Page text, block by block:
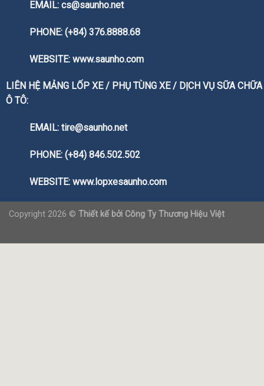
EMAIL: cs@saunho.net
PHONE: (+84) 376.8888.68
WEBSITE: www.saunho.com
LIÊN HỆ MẢNG LỐP XE / PHỤ TÙNG XE / DỊCH VỤ SỮA CHỮA
Ô TÔ:
EMAIL: tire@saunho.net
PHONE: (+84) 846.502.502
WEBSITE: www.lopxesaunho.com
Copyright 2026 © Thiết kế bởi Công Ty Thương Hiệu Việt